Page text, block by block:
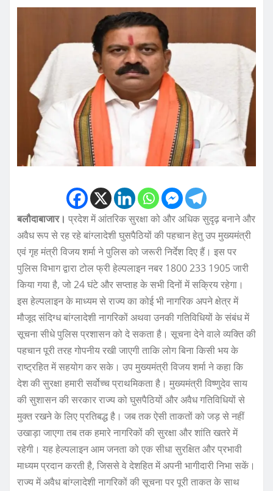
बलौदाबाजार। प्रदेश में आंतरिक सुरक्षा को और अधिक सुदृढ़ बनाने और
अवैध रूप से रह रहे बांग्लादेशी घुसपैठियों की पहचान हेतु उप मुख्यमंत्री
एवं गृह मंत्री विजय शर्मा ने पुलिस को जरूरी निर्देश दिए हैं। इस पर
पुलिस विभाग द्वारा टोल फ्री हेल्पलाइन नबर 1800 233 1905 जारी
किया गया है, जो 24 घंटे और सप्ताह के सभी दिनों में सक्रिय रहेगा।
इस हेल्पलाइन के माध्यम से राज्य का कोई भी नागरिक अपने क्षेत्र में
मौजूद संदिग्ध बांग्लादेशी नागरिकों अथवा उनकी गतिविधियों के संबंध में
सूचना सीधे पुलिस प्रशासन को दे सकता है। सूचना देने वाले व्यक्ति की
पहचान पूरी तरह गोपनीय रखी जाएगी ताकि लोग बिना किसी भय के
राष्ट्रहित में सहयोग कर सके। उप मुख्यमंत्री विजय शर्मा ने कहा कि
देश की सुरक्षा हमारी सर्वोच्च प्राथमिकता है। मुख्यमंत्री विष्णुदेव साय
की सुशासन की सरकार राज्य को घुसपैठियों और अवैध गतिविधियों से
मुक्त रखने के लिए प्रतिबद्ध है। जब तक ऐसी ताकतों को जड़ से नहीं
उखाड़ा जाएगा तब तक हमारे नागरिकों की सुरक्षा और शांति खतरे में
रहेगी। यह हेल्पलाइन आम जनता को एक सीधा सुरक्षित और प्रभावी
माध्यम प्रदान करती है, जिससे वे देशहित में अपनी भागीदारी निभा सकें।
राज्य में अवैध बांग्लादेशी नागरिकों की सूचना पर पूरी ताकत के साथ